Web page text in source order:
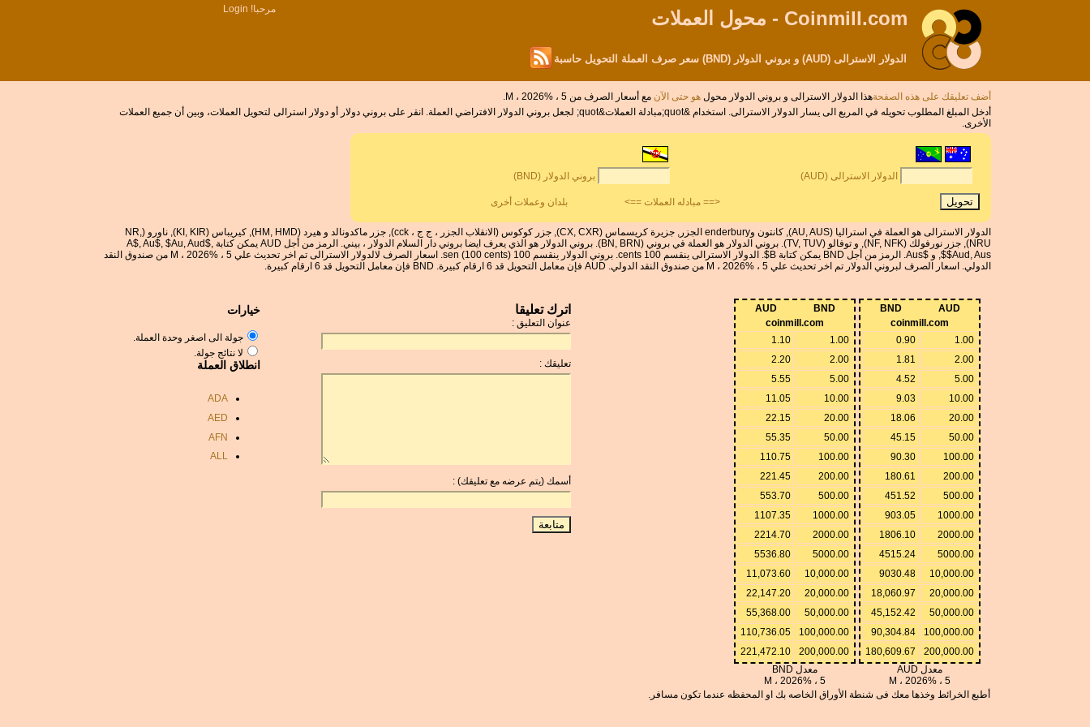
Coinmill.com - محول العملات مرحبا! Login
الدولار الاسترالى (AUD) و بروني الدولار (BND) سعر صرف العملة التحويل حاسبة
أضف تعليقك على هذه الصفحةهذا الدولار الاسترالى و بروني الدولار محول هو حتى الآن مع أسعار الصرف من 5 ، %M ، 2026.
أدخل المبلغ المطلوب تحويله في المربع الى يسار الدولار الاسترالى. استخدام &quot;مبادلة العملات&quot; لجعل بروني الدولار الافتراضي العملة. انقر على بروني دولار أو دولار استرالى لتحويل العملات، وبين أن جميع العملات
الأخرى.
الدولار الاسترالى (AUD) بروني الدولار (BND)
<== مبادله العملات ==> بلدان وعملات أخرى
الدولار الاسترالى هو العملة في استراليا (AU, AUS), كانتون وenderbury الجزر, جزيرة كريسماس (CX, CXR), جزر كوكوس (الانقلاب الجزر ، ج ج ، cck), جزر ماكدونالد و هيرد (HM, HMD), كيريباس (KI, KIR), ناورو (NR,
NRU), جزر نورفولك (NF, NFK), و توفالو (TV, TUV). بروني الدولار هو العملة في بروني (BN, BRN). بروني الدولار هو الذي يعرف ايضا بروني دار السلام الدولار ، بيني. الرمز من أجل AUD يمكن كتابة A$, Au$, $Au, Aud$,
$Aud, Aus$, و $Aus. الرمز من أجل BND يمكن كتابة B$. الدولار الاسترالى ينقسم 100 cents. بروني الدولار ينقسم 100 sen (100 cents). اسعار الصرف لالدولار الاسترالى تم اخر تحديث علي 5 ، %M ، 2026 من صندوق النقد
الدولي. اسعار الصرف لبروني الدولار تم اخر تحديث علي 5 ، %M ، 2026 من صندوق النقد الدولي. AUD فإن معامل التحويل قد 6 ارقام كبيرة. BND فإن معامل التحويل قد 6 ارقام كبيرة.
AUD
BND
coinmill.com
1.00
0.90
2.00
1.81
5.00
4.52
10.00
9.03
20.00
18.06
50.00
45.15
100.00
90.30
200.00
180.61
500.00
451.52
1000.00
903.05
2000.00
1806.10
5000.00
4515.24
10,000.00
9030.48
20,000.00
18,060.97
50,000.00
45,152.42
100,000.00
90,304.84
200,000.00
180,609.67
معدل AUD
5 ، %M ، 2026
BND
AUD
coinmill.com
1.00
1.10
2.00
2.20
5.00
5.55
10.00
11.05
20.00
22.15
50.00
55.35
100.00
110.75
200.00
221.45
500.00
553.70
1000.00
1107.35
2000.00
2214.70
5000.00
5536.80
10,000.00
11,073.60
20,000.00
22,147.20
50,000.00
55,368.00
100,000.00
110,736.05
200,000.00
221,472.10
معدل BND
5 ، %M ، 2026
أطبع الخرائط وخذها معك فى شنطة الأوراق الخاصه بك او المحفظه عندما تكون مسافر.
اترك تعليقا
عنوان التعليق :
تعليقك :
أسمك (يتم عرضه مع تعليقك) :
خيارات
جولة الى اصغر وحدة العملة.
لا نتائج جولة.
انطلاق العملة
ADA
AED
AFN
ALL